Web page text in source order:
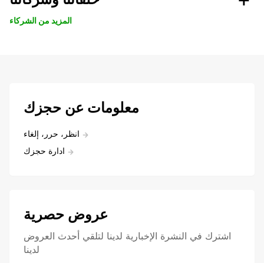
المزيد من الشركاء
معلومات عن حجزك
انظر، حرر، إلغاء
ادارة حجزك
عروض حصرية
اشترك في النشرة الإخبارية لدينا لتلقي أحدث العروض
لدينا